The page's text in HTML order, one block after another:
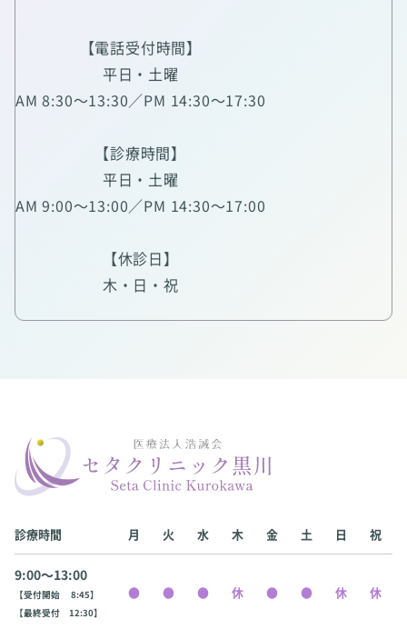
【電話受付時間】
平日・土曜
AM 8:30～13:30／PM 14:30～17:30
【診療時間】
平日・土曜
AM 9:00～13:00／PM 14:30～17:00
【休診日】
木・日・祝
診療時間 月 火 水 木 金 土 日 祝
9:00〜13:00
【受付開始 8:45】
【最終受付 12:30】